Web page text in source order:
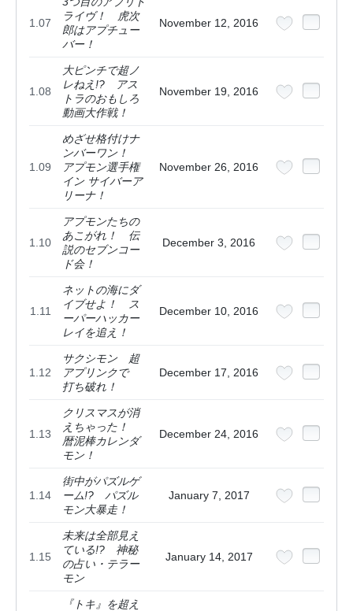
1.07
ライヴ！ 虎次
郎はアプチュー
バー！
November 12, 2016
1.08
大ピンチで超ノ
レねえ!? アス
トラのおもしろ
動画大作戦！
November 19, 2016
1.09
めざせ格付けナ
ンバーワン！
アプモン選手権
イン サイバーア
リーナ！
November 26, 2016
1.10
アプモンたちの
あこがれ！ 伝
説のセブンコー
ド会！
December 3, 2016
1.11
ネットの海にダ
イブせよ！ ス
ーパーハッカー
レイを追え！
December 10, 2016
1.12
サクシモン 超
アプリンクで
打ち破れ！
December 17, 2016
1.13
クリスマスが消
えちゃった！
暦泥棒カレンダ
モン！
December 24, 2016
1.14
街中がパズルゲ
ーム!? パズル
モン大暴走！
January 7, 2017
1.15
未来は全部見え
ている!? 神秘
の占い・テラー
モン
January 14, 2017
『トキ』を超え